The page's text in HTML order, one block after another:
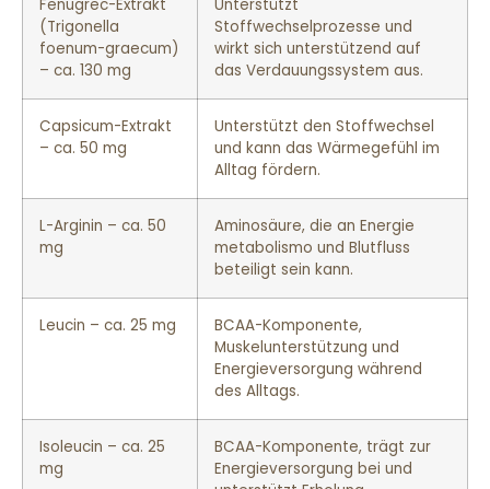
Fenugrec-Extrakt
(Trigonella
foenum-graecum)
– ca. 130 mg
Unterstützt
Stoffwechselprozesse und
wirkt sich unterstützend auf
das Verdauungssystem aus.
Capsicum-Extrakt
– ca. 50 mg
Unterstützt den Stoffwechsel
und kann das Wärmegefühl im
Alltag fördern.
L-Arginin – ca. 50
mg
Aminosäure, die an Energie
metabolismo und Blutfluss
beteiligt sein kann.
Leucin – ca. 25 mg
BCAA-Komponente,
Muskelunterstützung und
Energieversorgung während
des Alltags.
Isoleucin – ca. 25
mg
BCAA-Komponente, trägt zur
Energieversorgung bei und